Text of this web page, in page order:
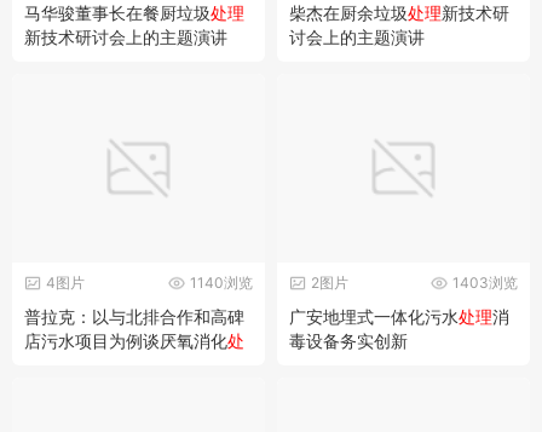
马华骏董事长在餐厨垃圾处理
新技术研讨会上的主题演讲
柴杰在厨余垃圾处理新技术研
讨会上的主题演讲
1140浏览
4图片
普拉克：以与北排合作和高碑
店污水项目为例谈厌氧消化处
1403浏览
2图片
广安地埋式一体化污水处理消
毒设备务实创新